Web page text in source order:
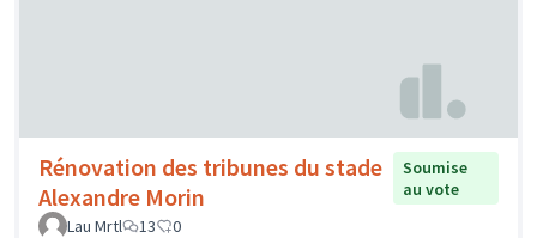
Rénovation des tribunes du stade
Alexandre Morin
Soumise
au vote
Lau Mrtl
13 0